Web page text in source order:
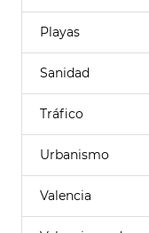
Playas
Sanidad
Tráfico
Urbanismo
Valencia